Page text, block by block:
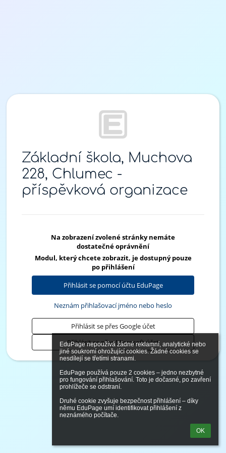
EduPage nepoužívá žádné reklamní, analytické nebo
jiné soukromí ohrožující cookies. Žádné cookies se
nesdílejí se třetími stranami.
EduPage používá pouze 2 cookies – jedno nezbytné
pro fungování přihlašování. Toto je dočasné, po zavření
prohlížeče se odstraní.
Druhé cookie zvyšuje bezpečnost přihlášení – díky
němu EduPage umí identifikovat přihlášení z
neznámého počítače.
OK
Základní škola, Muchova
228, Chlumec -
příspěvková organizace
Na zobrazení zvolené stránky nemáte
dostatečné oprávnění
Modul, který chcete zobrazit, je dostupný pouze
po přihlášení
Přihlásit se pomocí účtu EduPage
Neznám přihlašovací jméno nebo heslo
Přihlásit se přes Google účet
Přihlásit se přes Microsoft účet